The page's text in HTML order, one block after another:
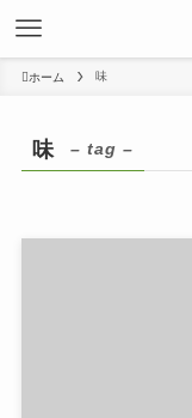
ホーム 味
味 – tag –